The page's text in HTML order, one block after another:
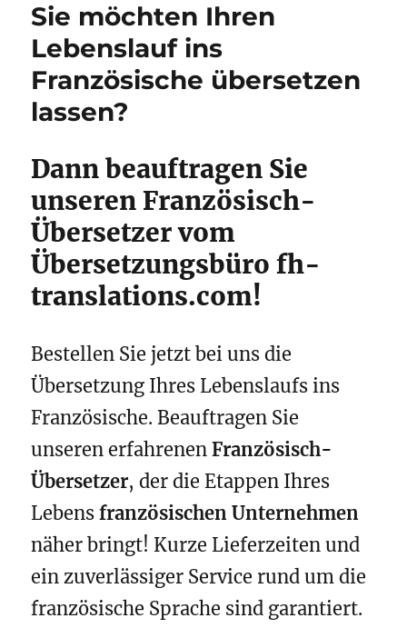
Sie möchten Ihren
Lebenslauf ins
Französische übersetzen
lassen?
Dann beauftragen Sie
unseren Französisch-
Übersetzer vom
Übersetzungsbüro fh-
translations.com!
Bestellen Sie jetzt bei uns die
Übersetzung Ihres Lebenslaufs ins
Französische. Beauftragen Sie
unseren erfahrenenFranzösisch-
Übersetzer, der die Etappen Ihres
Lebensfranzösischen Unternehmen
näher bringt! Kurze Lieferzeiten und
ein zuverlässiger Service rund um die
französische Sprache sind garantiert.